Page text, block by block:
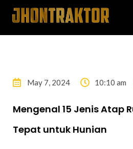
May 7, 2024 10:10 am
Mengenal 15 Jenis Atap
Tepat untuk Hunian